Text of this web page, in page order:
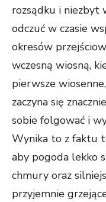
rozsądku i niezbyt
odczuć w czasie
okresów
wczesną wiosną,
pierwsze
zaczyna się
sobie folgować i
Wynika to z faktu
aby pogoda lekko
chmury oraz
przyjemnie